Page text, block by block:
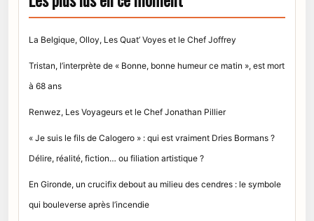
La Belgique, Olloy, Les Quat’ Voyes et le Chef Joffrey
Tristan, l’interprète de « Bonne, bonne humeur ce matin », est mort
à 68 ans
Renwez, Les Voyageurs et le Chef Jonathan Pillier
« Je suis le fils de Calogero » : qui est vraiment Dries Bormans ?
Délire, réalité, fiction… ou filiation artistique ?
En Gironde, un crucifix debout au milieu des cendres : le symbole
qui bouleverse après l’incendie